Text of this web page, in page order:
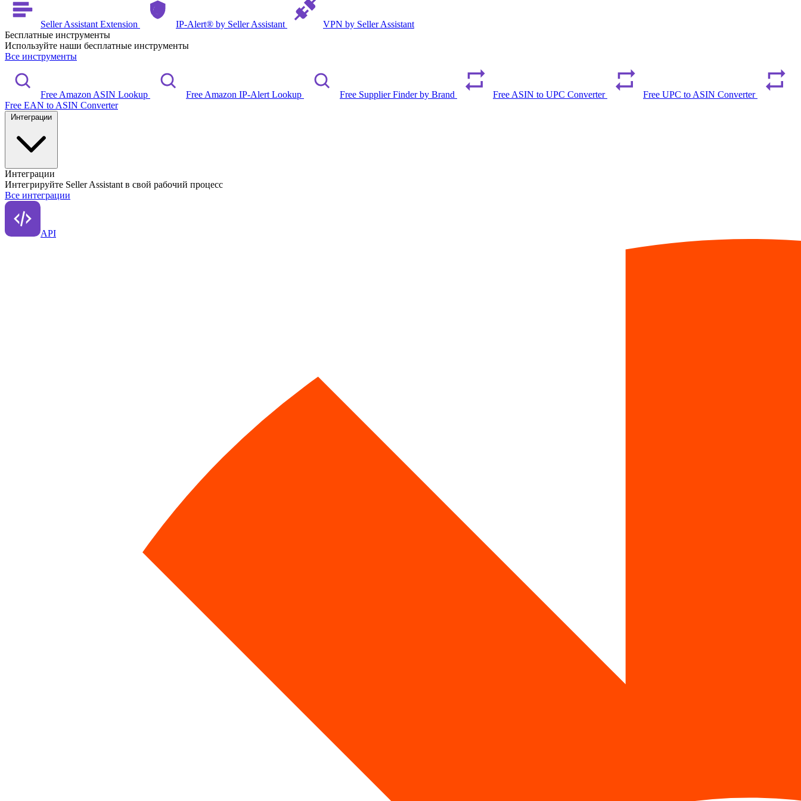
Seller Assistant Extension IP-Alert® by Seller Assistant
VPN by Seller Assistant
Бесплатные инструменты
Используйте наши бесплатные инструменты
Все инструменты
Free Amazon ASIN Lookup Free Amazon IP-Alert Lookup Free Supplier Finder by Brand Free ASIN to UPC Converter
Free UPC to ASIN Converter
Free EAN to ASIN Converter
Интеграции
Интегрируйте Seller Assistant в свой рабочий процесс
Все интеграции
API